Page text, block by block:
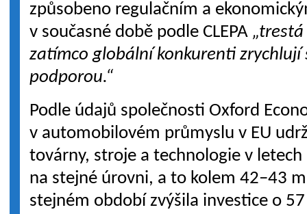
způsobeno regulačním a
v současné době podle CLEPA
zatímco globální konkurenti zrychlují
podporou.“
Podle údajů společnosti Oxford
v automobilovém průmyslu v EU
továrny, stroje a technologie v
na stejné úrovni, a to kolem 42–43
stejném období zvýšila investice o